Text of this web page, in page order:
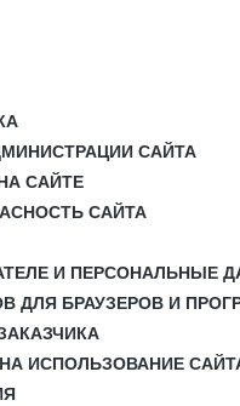
САЙТА
САЙТЕ
САЙТА
И ПЕРСОНАЛЬНЫЕ
ДЛЯ БРАУЗЕРОВ И
ИСПОЛЬЗОВАНИЕ